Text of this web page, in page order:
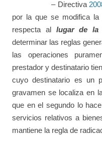
– Directiva
por la que se modifica
respecta al lugar de la
determinar las reglas
las operaciones
prestador y destinatario
cuyo destinatario es un
gravamen se localiza en
que en el segundo lo
servicios relativos a
mantiene la regla de